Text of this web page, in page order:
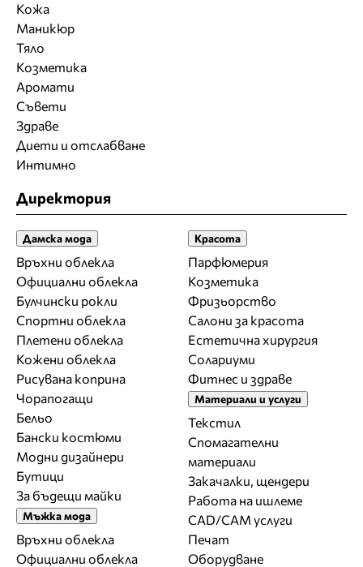
Кожа
Маникюр
Тяло
Козметика
Аромати
Съвети
Здраве
Диети и отслабване
Интимно
Директория
Дамска мода
Връхни облекла
Официални облекла
Булчински рокли
Спортни облекла
Плетени облекла
Кожени облекла
Рисувана коприна
Чорапогащи
Бельо
Бански костюми
Модни дизайнери
Бутици
За бъдещи майки
Мъжка мода
Връхни облекла
Официални облекла
Красота
Парфюмерия
Козметика
Фризьорство
Салони за красота
Естетична хирургия
Солариуми
Фитнес и здраве
Материали и услуги
Текстил
Спомагателни
материали
Закачалки, щендери
Работа на ишлеме
CAD/CAM услуги
Печат
Оборудване